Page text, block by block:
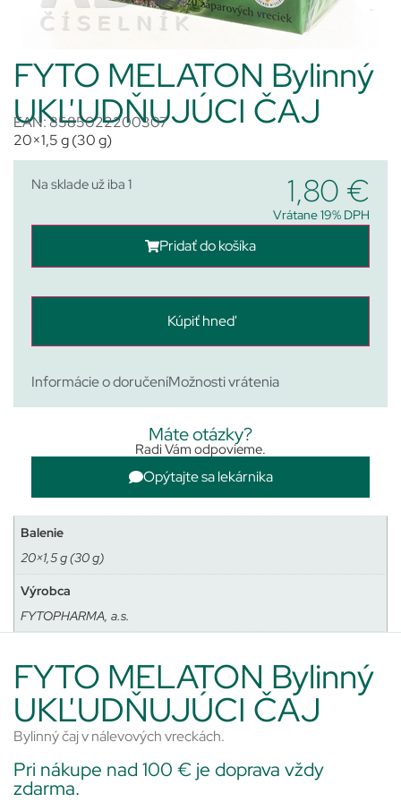
FYTO MELATON Bylinný
UKĽUDŇUJÚCI ČAJ
EAN: 8585022200307
20×1,5 g (30 g)
Na sklade už iba 1 1,80 €
Vrátane 19% DPH
Pridať do košíka
Kúpiť hneď
Informácie o doručeníMožnosti vrátenia
Máte otázky?
Radi Vám odpovieme.
Opýtajte sa lekárnika
Balenie
20×1,5 g (30 g)
Výrobca
FYTOPHARMA, a.s.
FYTO MELATON Bylinný
UKĽUDŇUJÚCI ČAJ
Bylinný čaj v nálevových vreckách.
Pri nákupe nad 100 € je doprava vždy
zdarma.